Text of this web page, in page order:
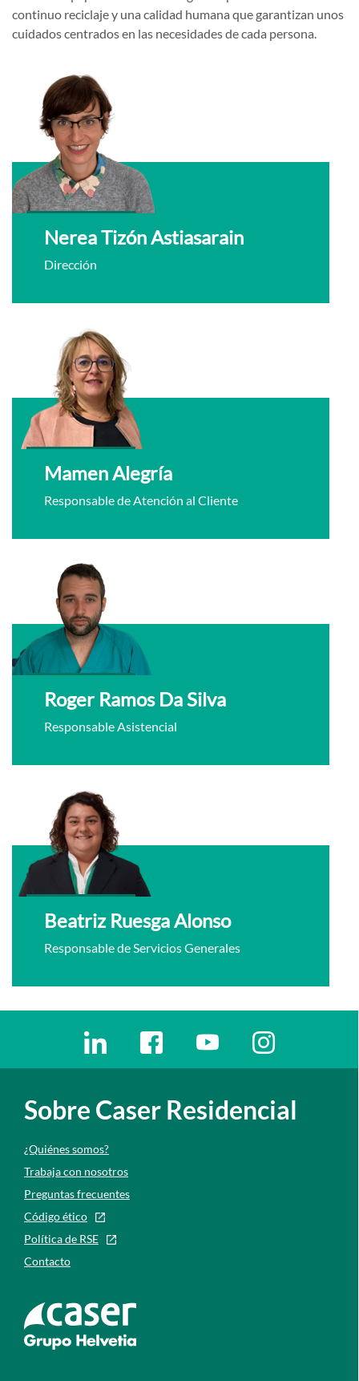
continuo reciclaje y una calidad humana que garantizan unos
cuidados centrados en las necesidades de cada persona.
Nerea Tizón Astiasarain
Dirección
Mamen Alegría
Responsable de Atención al Cliente
Roger Ramos Da Silva
Responsable Asistencial
Beatriz Ruesga Alonso
Responsable de Servicios Generales
Ir a a la red social. Abre ventana nueva
Ir a a la red social. Abre ventana
Ir a a la red social. Abre
Ir a a la red
Sobre Caser Residencial
¿Quiénes somos?
Trabaja con nosotros
Preguntas frecuentes
Código ético
Política de RSE
Contacto
Ir a la web de caser